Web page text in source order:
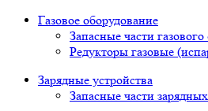
Газовое оборудование
Запасные части
Редукторы газовые
Зарядные устройства
Запасные части